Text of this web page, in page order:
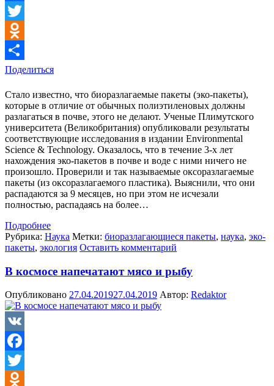
Facebook
Twitter
Odnoklassniki
Поделиться
Стало известно, что биоразлагаемые пакеты (эко-пакеты),
которые в отличие от обычных полиэтиленовых должны
разлагаться в почве, этого не делают. Ученые Плимутского
университета (Великобритания) опубликовали результаты
соответствующие исследования в издании Environmental
Science & Technology. Оказалось, что в течение 3-х лет
нахождения эко-пакетов в почве и воде с ними ничего не
произошло. Проверили и так называемые оксоразлагаемые
пакеты (из оксоразлагаемого пластика). Выяснили, что они
распадаются за 9 месяцев, но при этом не исчезали
полностью, распадаясь на более…
Подробнее
Рубрика: Наука Метки: биоразлагающиеся пакеты, наука, эко-
пакеты, экология Оставить комментарий
В космосе напечатают мясо и рыбу
Опубликовано 27.04.201927.04.2019 Автор: Redaktor
VK
Facebook
Twitter